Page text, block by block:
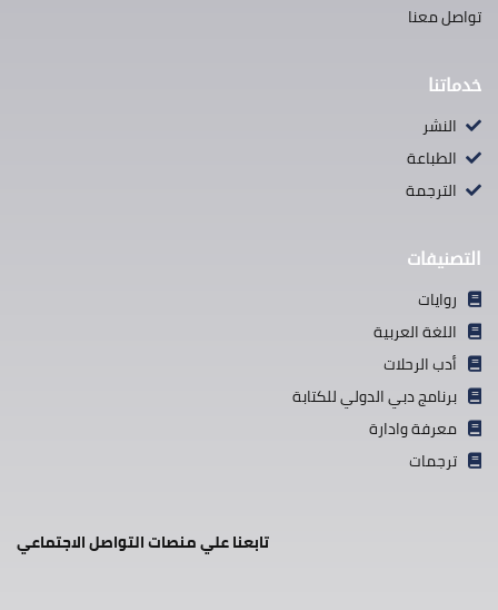
تواصل معنا
خدماتنا
النشر
الطباعة
الترجمة
التصنيفات
روايات
اللغة العربية
أدب الرحلات
برنامج دبي الدولي للكتابة
معرفة وادارة
ترجمات
تابعنا علي منصات التواصل الاجتماعي